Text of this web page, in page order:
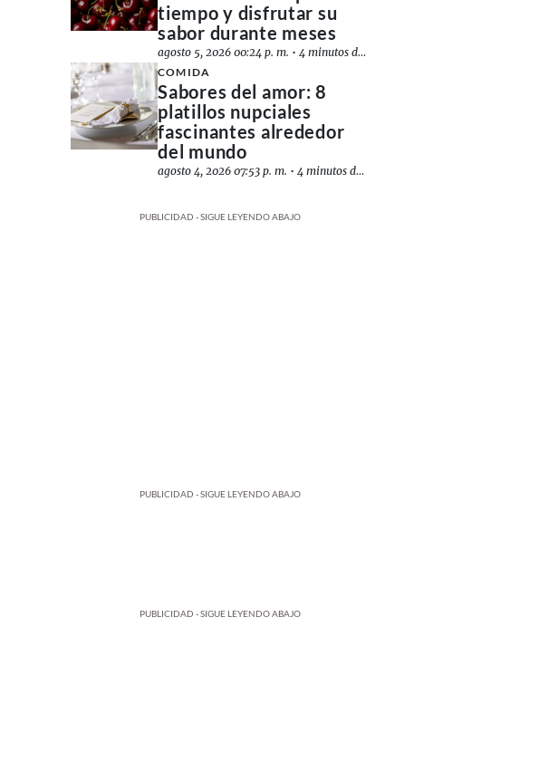
tiempo y disfrutar su
sabor durante meses
agosto 5, 2026 00:24 p. m. •4 minutos de lectura
COMIDA
Sabores del amor: 8
platillos nupciales
fascinantes alrededor
del mundo
agosto 4, 2026 07:53 p. m. •4 minutos de lectura
PUBLICIDAD - SIGUE LEYENDO ABAJO
PUBLICIDAD - SIGUE LEYENDO ABAJO
PUBLICIDAD - SIGUE LEYENDO ABAJO